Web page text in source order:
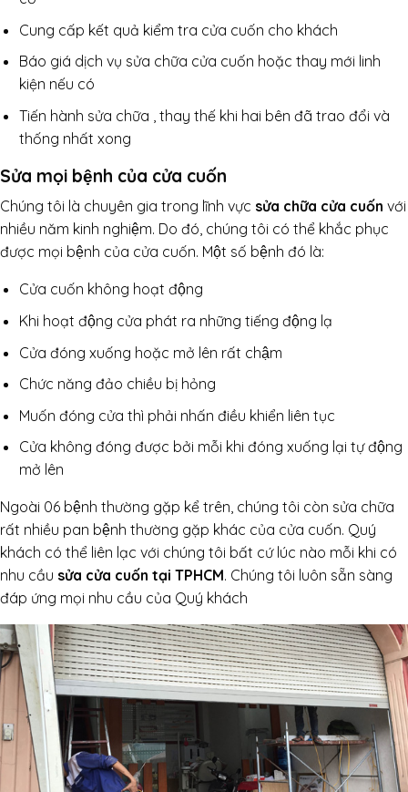
Cung cấp kết quả kiểm tra cửa cuốn cho khách
Báo giá dịch vụ sửa chữa cửa cuốn hoặc thay mới linh
kiện nếu có
Tiến hành sửa chữa , thay thế khi hai bên đã trao đổi và
thống nhất xong
Sửa mọi bệnh của cửa cuốn
Chúng tôi là chuyên gia trong lĩnh vực sửa chữa cửa cuốn với
nhiều năm kinh nghiệm. Do đó, chúng tôi có thể khắc phục
được mọi bệnh của cửa cuốn. Một số bệnh đó là:
Cửa cuốn không hoạt động
Khi hoạt động cửa phát ra những tiếng động lạ
Cửa đóng xuống hoặc mở lên rất chậm
Chức năng đảo chiều bị hỏng
Muốn đóng cửa thì phải nhấn điều khiển liên tục
Cửa không đóng được bởi mỗi khi đóng xuống lại tự động
mở lên
Ngoài 06 bệnh thường gặp kể trên, chúng tôi còn sửa chữa
rất nhiều pan bệnh thường gặp khác của cửa cuốn. Quý
khách có thể liên lạc với chúng tôi bất cứ lúc nào mỗi khi có
nhu cầu sửa cửa cuốn tại TPHCM. Chúng tôi luôn sẵn sàng
đáp ứng mọi nhu cầu của Quý khách